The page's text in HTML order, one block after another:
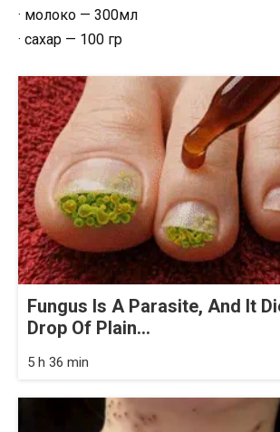
· молоко — 300мл
· сахар — 100 гр
Fungus Is A Parasite, And It
Drop Of Plain...
5 h 36 min